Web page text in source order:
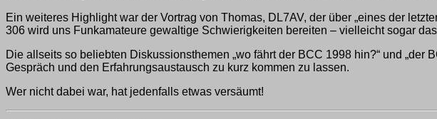
Ein weiteres Highlight war der Vortrag von Thomas, DL7AV, der über „eines der
306 wird uns Funkamateure gewaltige Schwierigkeiten bereiten – vielleicht sogar
Die allseits so beliebten Diskussionsthemen „wo fährt der BCC 1998 hin?“ und
Gespräch und den Erfahrungsaustausch zu kurz kommen zu lassen.
Wer nicht dabei war, hat jedenfalls etwas versäumt!